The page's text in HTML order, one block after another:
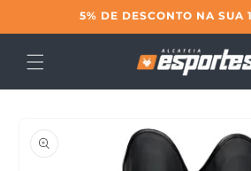
conteúdo
5% DE DESCONTO NA SUA
informações